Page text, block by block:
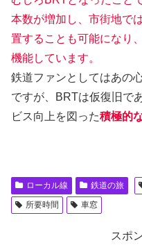
本数が増加し、市街地で
置することも可能になり
機能しています。
鉄道ファンとしてはあの
ですが、BRTは仮復旧で
ビス向上を図った積極的
ローカル線 鉄道の旅
所要時間
車窓
スポ